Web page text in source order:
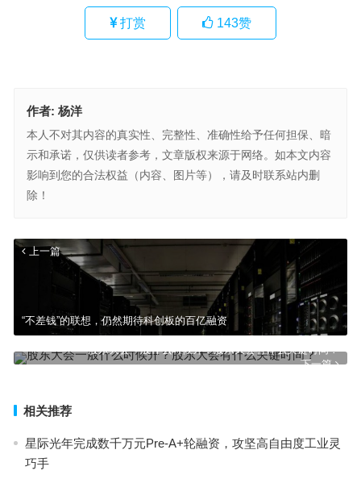
打赏 143赞
作者: 杨洋
本人不对其内容的真实性、完整性、准确性给予任何担保、暗
示和承诺，仅供读者参考，文章版权来源于网络。如本文内容
影响到您的合法权益（内容、图片等），请及时联系站内删
除！
上一篇
“不差钱”的联想，仍然期待科创板的百亿融资
下一篇
股东大会一般什么时候开？股东大会有什么关键时间？
相关推荐
星际光年完成数千万元Pre-A+轮融资，攻坚高自由度工业灵
巧手